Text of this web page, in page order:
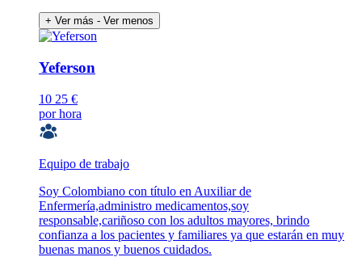
+ Ver más - Ver menos
Yeferson
10 25 €
por hora
Equipo de trabajo
Soy Colombiano con título en Auxiliar de
Enfermería,administro medicamentos,soy
responsable,cariñoso con los adultos mayores, brindo
confianza a los pacientes y familiares ya que estarán en muy
buenas manos y buenos cuidados.